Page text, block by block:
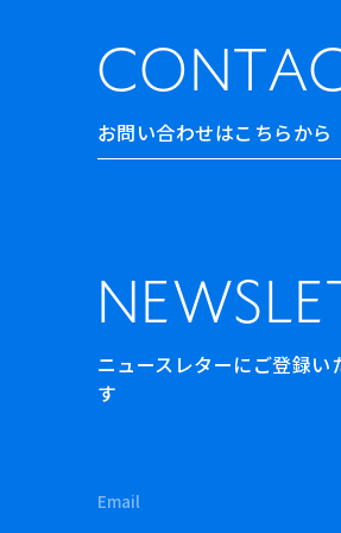
お問い合わせはこちらから
ニュースレターにご登録
す